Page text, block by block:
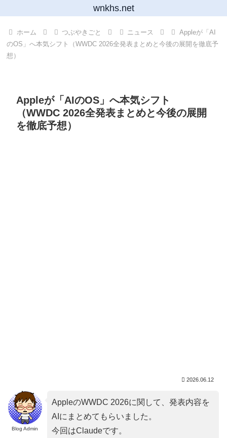
wnkhs.net
ホーム つぶやきごと ニュース
Appleが「AI
のOS」へ本気シフト（WWDC 2026全発表まとめと今後の展開を徹底予
想）
Appleが「AIのOS」へ本気シフト
（WWDC 2026全発表まとめと今後の展開
を徹底予想）
2026.06.12
Blog Admin
AppleのWWDC 2026に関して、発表内容を
AIにまとめてもらいました。
今回はClaudeです。